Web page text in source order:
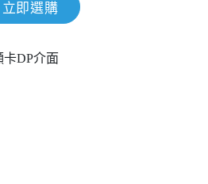
立即選購
DP介面